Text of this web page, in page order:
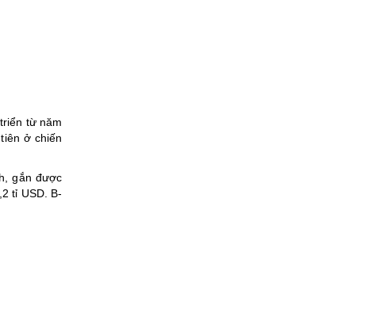
từ năm
ở chiến
gắn được
tỉ USD. B-